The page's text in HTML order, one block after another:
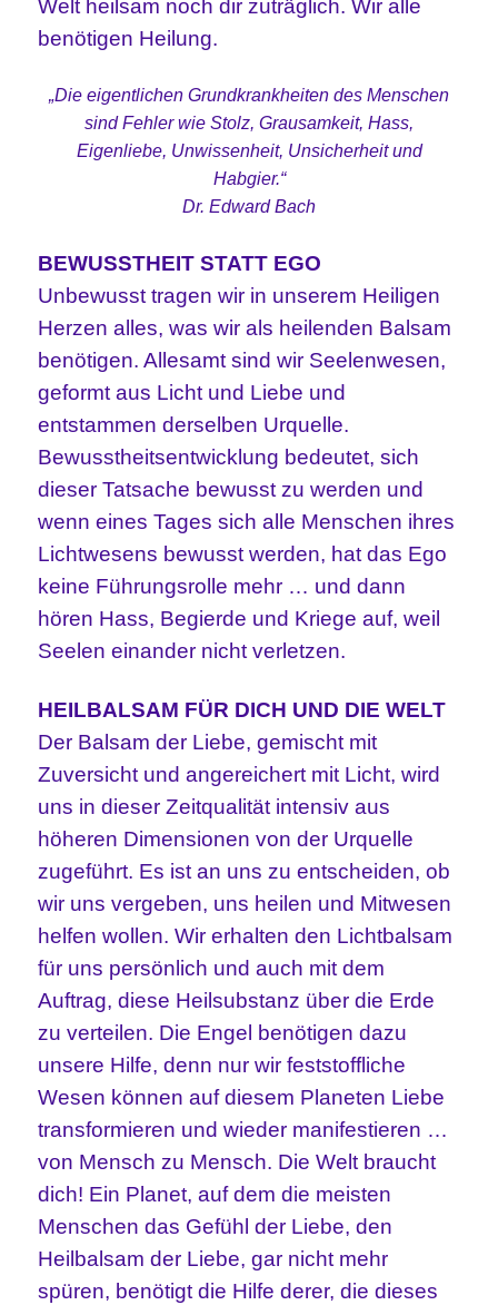
Welt heilsam noch dir zuträglich. Wir alle
benötigen Heilung.
„Die eigentlichen Grundkrankheiten des Menschen
sind Fehler wie Stolz, Grausamkeit, Hass,
Eigenliebe, Unwissenheit, Unsicherheit und
Habgier.“
Dr. Edward Bach
BEWUSSTHEIT STATT EGO
Unbewusst tragen wir in unserem Heiligen
Herzen alles, was wir als heilenden Balsam
benötigen. Allesamt sind wir Seelenwesen,
geformt aus Licht und Liebe und
entstammen derselben Urquelle.
Bewusstheitsentwicklung bedeutet, sich
dieser Tatsache bewusst zu werden und
wenn eines Tages sich alle Menschen ihres
Lichtwesens bewusst werden, hat das Ego
keine Führungsrolle mehr … und dann
hören Hass, Begierde und Kriege auf, weil
Seelen einander nicht verletzen.
HEILBALSAM FÜR DICH UND DIE WELT
Der Balsam der Liebe, gemischt mit
Zuversicht und angereichert mit Licht, wird
uns in dieser Zeitqualität intensiv aus
höheren Dimensionen von der Urquelle
zugeführt. Es ist an uns zu entscheiden, ob
wir uns vergeben, uns heilen und Mitwesen
helfen wollen.Wir erhalten den Lichtbalsam
für uns persönlich und auch mit dem
Auftrag, diese Heilsubstanz über die Erde
zu verteilen. Die Engel benötigen dazu
unsere Hilfe, denn nur wir feststoffliche
Wesen können auf diesem Planeten Liebe
transformieren und wieder manifestieren …
von Mensch zu Mensch. Die Welt braucht
dich! Ein Planet, auf dem die meisten
Menschen das Gefühl der Liebe, den
Heilbalsam der Liebe, gar nicht mehr
spüren, benötigt die Hilfe derer, die dieses